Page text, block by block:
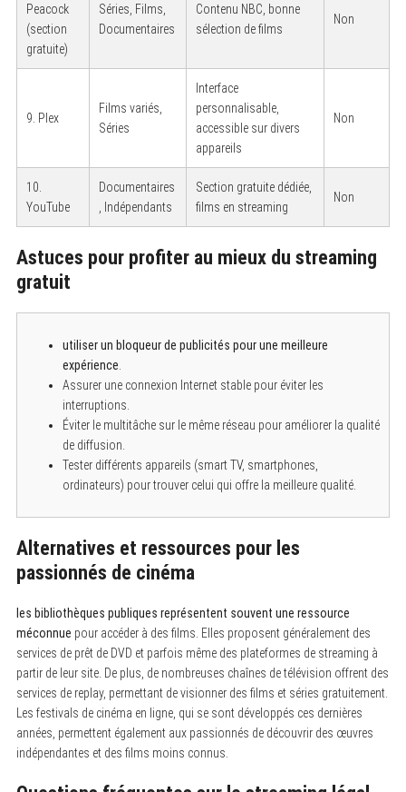
Peacock
(section
gratuite)
Séries, Films,
Documentaires
Contenu NBC, bonne
sélection de films
Non
9. Plex
Films variés,
Séries
Interface
personnalisable,
accessible sur divers
appareils
Non
10.
YouTube
Documentaires
, Indépendants
Section gratuite dédiée,
films en streaming
Non
Astuces pour profiter au mieux du streaming
gratuit
utiliser un bloqueur de publicités pour une meilleure
expérience
Assurer une connexion Internet stable pour éviter les
interruptions.
Éviter le multitâche sur le même réseau pour améliorer la qualité
de diffusion.
Tester différents appareils (smart TV, smartphones,
ordinateurs) pour trouver celui qui offre la meilleure qualité.
Alternatives et ressources pour les
passionnés de cinéma
les bibliothèques publiques représentent souvent une ressource
méconnue pour accéder à des films. Elles proposent généralement des
services de prêt de DVD et parfois même des plateformes de streaming à
partir de leur site. De plus, de nombreuses chaînes de télévision offrent des
services de replay, permettant de visionner des films et séries gratuitement.
Les festivals de cinéma en ligne, qui se sont développés ces dernières
années, permettent également aux passionnés de découvrir des œuvres
indépendantes et des films moins connus.
S
a
r
c
f
o